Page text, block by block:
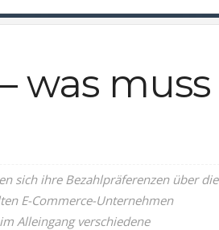
was muss
sich ihre Bezahlpräferenzen über die
E-Commerce-Unternehmen
Alleingang verschiedene